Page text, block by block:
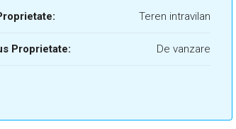
Teren intravilan
Proprietate: De vanzare